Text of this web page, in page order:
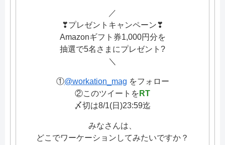
／
❣プレゼントキャンペーン❣
Amazonギフト券1,000円分を
抽選で5名さまにプレゼント?
＼
①@workation_mag をフォロー
②このツイートを RT
〆切は8/1(日)23:59迄
みなさんは、
どこでワーケーションしてみたいですか？